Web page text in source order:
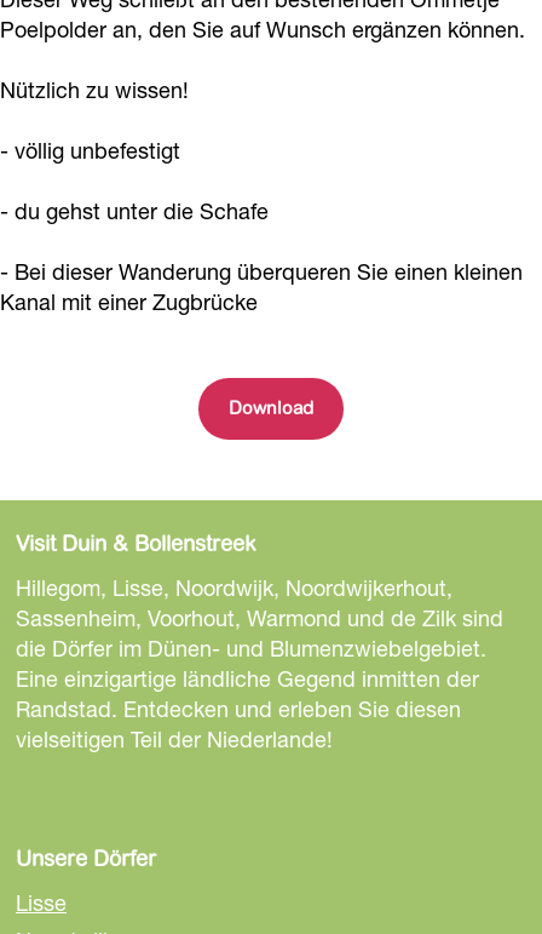
Poelpolder an, den Sie auf Wunsch ergänzen können.
Nützlich zu wissen!
- völlig unbefestigt
- du gehst unter die Schafe
- Bei dieser Wanderung überqueren Sie einen kleinen
Kanal mit einer Zugbrücke
Download
Visit Duin & Bollenstreek
Hillegom, Lisse, Noordwijk, Noordwijkerhout,
Sassenheim, Voorhout, Warmond und de Zilk sind
die Dörfer im Dünen- und Blumenzwiebelgebiet.
Eine einzigartige ländliche Gegend inmitten der
Randstad. Entdecken und erleben Sie diesen
vielseitigen Teil der Niederlande!
Unsere Dörfer
Lisse